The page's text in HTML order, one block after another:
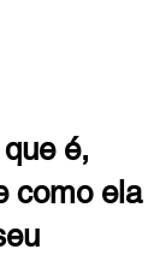
é,
como ela